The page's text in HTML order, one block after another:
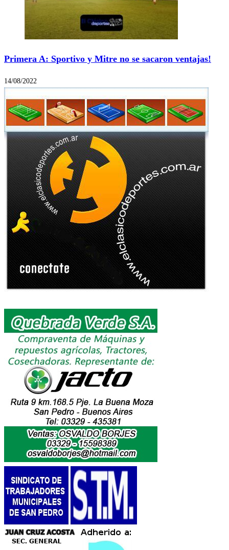
Primera A: Sportivo y Mitre no se sacaron ventajas!
14/08/2022